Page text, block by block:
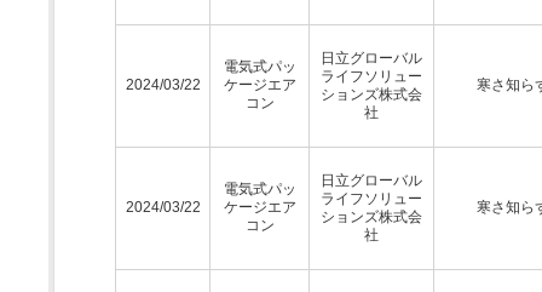
2024/03/22
電気式パッ
ケージエア
コン
日立グローバル
ライフソリュー
ションズ株式会
社
寒さ知ら
2024/03/22
電気式パッ
ケージエア
コン
日立グローバル
ライフソリュー
ションズ株式会
社
寒さ知ら